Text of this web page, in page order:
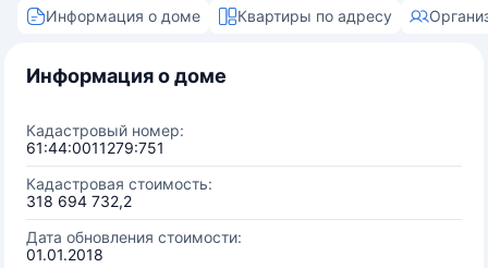
Информация о доме Квартиры по адресу
Информация о доме
Кадастровый номер:
61:44:0011279:751
Кадастровая стоимость:
318 694 732,2
Дата обновления стоимости:
01.01.2018